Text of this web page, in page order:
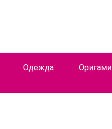
Одежда Оригами